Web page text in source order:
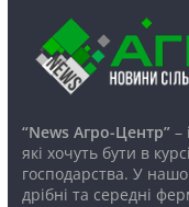
“News Агро-Центр”–
які хочуть бути в
господарства. У
дрібні та середні